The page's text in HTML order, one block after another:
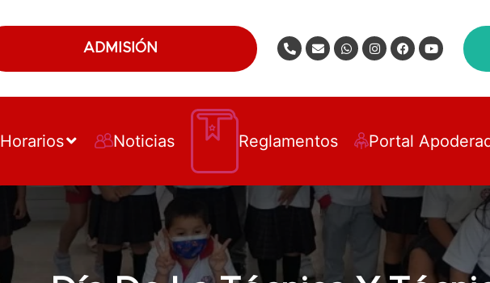
ADMISIÓN
Horarios Noticias Reglamentos Portal